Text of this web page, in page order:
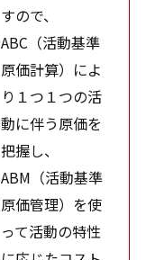
すので、
ABC（活動基準
原価計算）によ
り１つ１つの活
動に伴う原価を
把握し、
ABM（活動基準
原価管理）を使
って活動の特性